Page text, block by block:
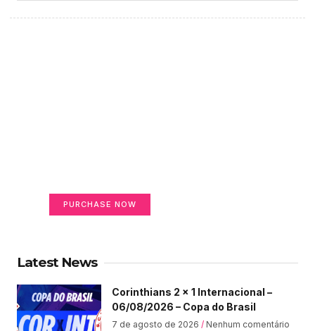
PURCHASE NOW
Latest News
Corinthians 2 x 1 Internacional –
06/08/2026 – Copa do Brasil
7 de agosto de 2026 Nenhum comentário